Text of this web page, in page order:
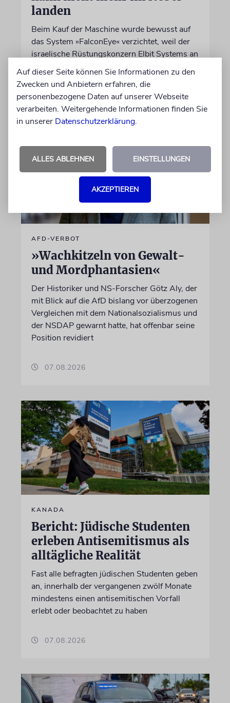
landen
Beim Kauf der Maschine wurde bewusst auf
das System »FalconEye« verzichtet, weil der
israelische Rüstungskonzern Elbit Systems an
dem Produkt beteiligt ist
07.08.2026
AFD-VERBOT
»Wachkitzeln von Gewalt-
und Mordphantasien«
Der Historiker und NS-Forscher Götz Aly, der
mit Blick auf die AfD bislang vor überzogenen
Vergleichen mit dem Nationalsozialismus und
der NSDAP gewarnt hatte, hat offenbar seine
Position revidiert
07.08.2026
KANADA
Bericht: Jüdische Studenten
erleben Antisemitismus als
alltägliche Realität
Fast alle befragten jüdischen Studenten geben
an, innerhalb der vergangenen zwölf Monate
mindestens einen antisemitischen Vorfall
erlebt oder beobachtet zu haben
07.08.2026
Auf dieser Seite können Sie Informationen zu den
Zwecken und Anbietern erfahren, die
personenbezogene Daten auf unserer Webseite
verarbeiten. Weitergehende Informationen finden Sie
in unserer Datenschutzerklärung.
ALLES ABLEHNEN EINSTELLUNGEN
AKZEPTIEREN